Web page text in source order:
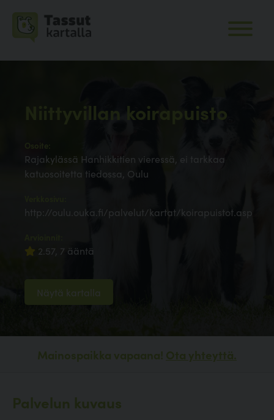
Niittyvillan koirapuisto
Osoite:
Rajakylässä Hanhikkitien vieressä, ei tarkkaa
katuosoitetta tiedossa, Oulu
http://oulu.ouka.fi/palvelut/kartat/koirapuistot.asp
2.57, 7 ääntä
Näytä kartalla
Mainospaikka vapaana! Ota yhteyttä.
Palvelun kuvaus